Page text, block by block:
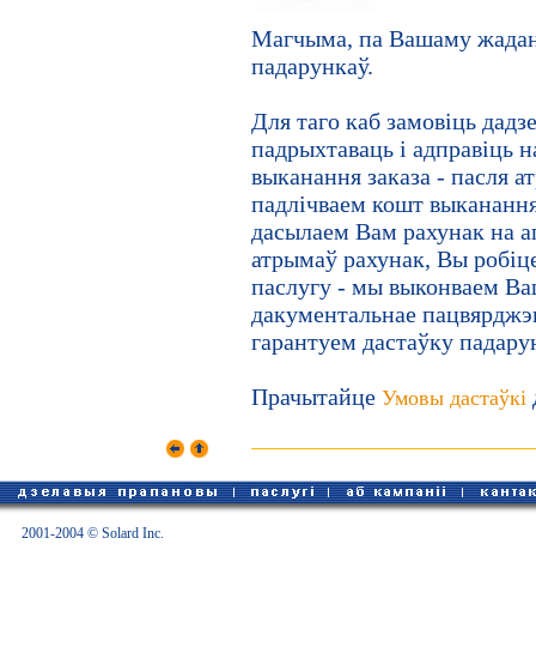
Магчыма, па Вашаму
падарункаў.
Для таго каб замовіць
падрыхтаваць і
выканання заказа - пасля
падлічваем кошт
дасылаем Вам рахунак на
атрымаў рахунак, Вы
паслугу - мы выконваем
дакументальнае
гарантуем дастаўку
Прачытайце Умовы дастаўкі
2001-2004 © Solard Inc.